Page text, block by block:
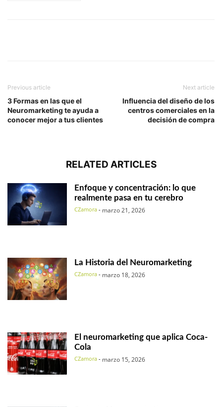
Previous article
3 Formas en las que el
Neuromarketing te ayuda a
conocer mejor a tus clientes
Next article
Influencia del diseño de los
centros comerciales en la
decisión de compra
RELATED ARTICLES
Enfoque y concentración: lo que
realmente pasa en tu cerebro
CZamora - marzo 21, 2026
La Historia del Neuromarketing
CZamora - marzo 18, 2026
El neuromarketing que aplica Coca-
Cola
CZamora - marzo 15, 2026